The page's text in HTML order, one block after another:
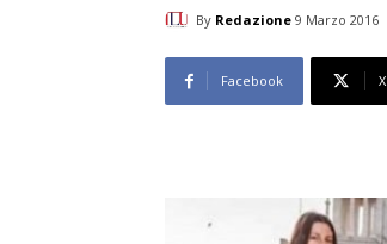
By Redazione 9 Marzo 2016
Facebook X